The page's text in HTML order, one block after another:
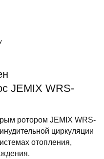
JEMIX WRS-
ротором JEMIX WRS-
циркуляции
отопления,